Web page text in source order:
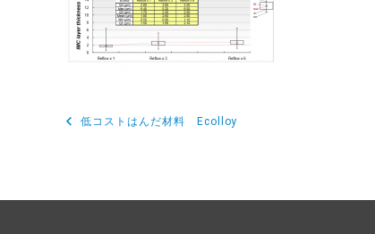
投低コストはんだ材料 Ecolloy